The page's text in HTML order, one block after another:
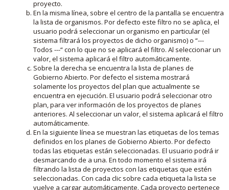
proyecto.
En la misma línea, sobre el centro de la pantalla se encuentra
la lista de organismos. Por defecto este filtro no se aplica, el
usuario podrá seleccionar un organismo en particular (el
sistema filtrará los proyectos de dicho organismo) o “---
Todos ---“ con lo que no se aplicará el filtro. Al seleccionar un
valor, el sistema aplicará el filtro automáticamente.
Sobre la derecha se encuentra la lista de planes de
Gobierno Abierto. Por defecto el sistema mostrará
solamente los proyectos del plan que actualmente se
encuentra en ejecución. El usuario podrá seleccionar otro
plan, para ver información de los proyectos de planes
anteriores. Al seleccionar un valor, el sistema aplicará el filtro
automáticamente.
En la siguiente línea se muestran las etiquetas de los temas
definidos en los planes de Gobierno Abierto. Por defecto
todas las etiquetas están seleccionadas. El usuario podrá ir
desmarcando de a una. En todo momento el sistema irá
filtrando la lista de proyectos con las etiquetas que estén
seleccionadas. Con cada clic sobre cada etiqueta la lista se
vuelve a cargar automáticamente. Cada proyecto pertenece